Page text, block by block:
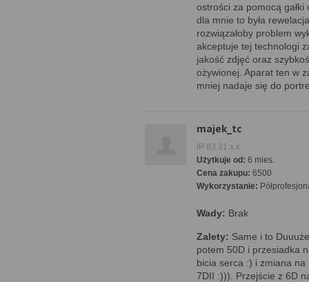
ostrości za pomocą
dla mnie to była
rozwiązałoby problem
akceptuje tej technologi
jakość zdjęć oraz
ożywionej. Aparat ten w
mniej nadaje się do
majek_tc
IP 83.31.x.x
Użytkuje od: 6 mies.
Cena zakupu: 6500
Wykorzystanie:
Wady: Brak
Zalety: Same i to
potem 50D i przesiadka
bicia serca :) i zmiana
7DII :))). Przejście z 6D